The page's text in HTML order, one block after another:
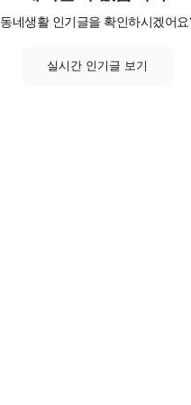
동네생활 인기글을 확인하시겠어요
실시간 인기글 보기